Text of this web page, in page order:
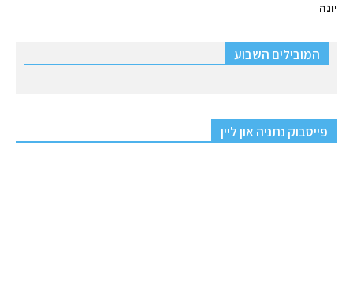
יונה
המובילים השבוע
פייסבוק נתניה און ליין